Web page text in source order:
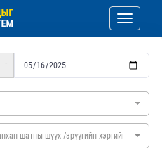
Toggle
-
шатны шүүх /эрүүгийн хэргийн/